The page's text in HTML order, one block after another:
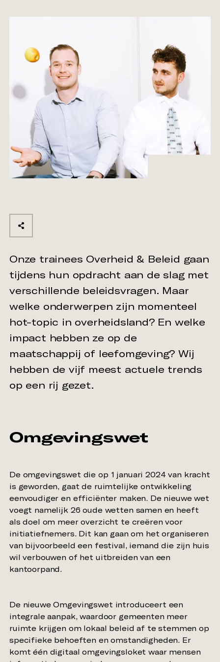
Onze trainees Overheid & Beleid gaan
tijdens hun opdracht aan de slag met
verschillende beleidsvragen. Maar
welke onderwerpen zijn momenteel
hot-topic in overheidsland? En welke
impact hebben ze op de
maatschappij of leefomgeving? Wij
hebben de vijf meest actuele trends
op een rij gezet.
Omgevingswet
De omgevingswet die op 1 januari 2024 van kracht
is geworden, gaat de ruimtelijke ontwikkeling
eenvoudiger en efficiënter maken. De nieuwe wet
voegt namelijk 26 oude wetten samen en heeft
als doel om meer overzicht te creëren voor
initiatiefnemers. Dit kan gaan om het organiseren
van bijvoorbeeld een festival, iemand die zijn huis
wil verbouwen of het uitbreiden van een
De nieuwe Omgevingswet introduceert een
integrale aanpak, waardoor gemeenten meer
ruimte krijgen om lokaal beleid af te stemmen op
specifieke behoeften en omstandigheden. Er
komt één digitaal omgevingsloket waar mensen